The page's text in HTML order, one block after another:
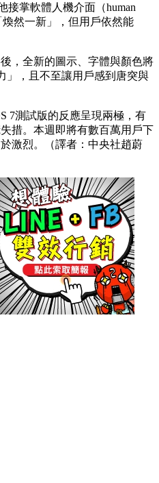
接掌軟體人機介面（human
煥然一新」，但用戶依然能
，全新的圖示、字體與顏色將
」，且不至讓用戶感到唐突與
7測試版的反應呈現兩極，有
措。本週即將有數百萬用戶下
激烈。（譯者：中央社趙蔚